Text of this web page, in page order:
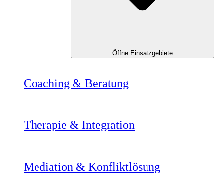
Öffne Einsatzgebiete
Coaching & Beratung
Therapie & Integration
Mediation & Konfliktlösung